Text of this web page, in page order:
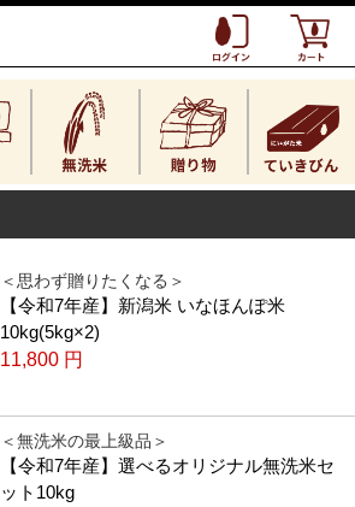
＜思わず贈りたくなる＞
【令和7年産】新潟米 いなほんぽ米
10kg(5kg×2)
11,800 円
＜無洗米の最上級品＞
【令和7年産】選べるオリジナル無洗米セ
ット10kg